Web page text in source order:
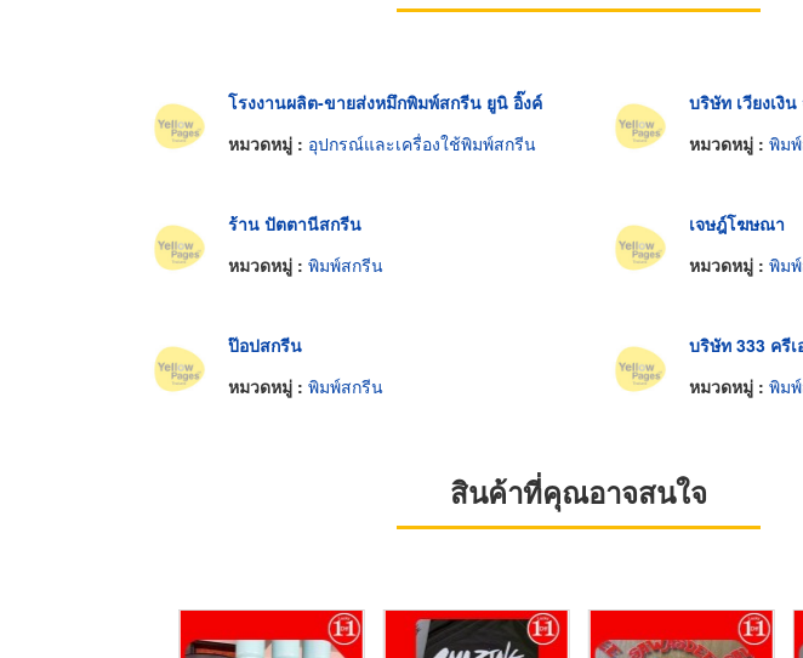
โรงงานผลิต-ขายส่งหมึกพิมพ์สกรีน ยูนิ อิ๊งค์
หมวดหมู่ : อุปกรณ์และเครื่องใช้พิมพ์สกรีน
บริษัท เวียงเงิ
หมวดหมู่ : พิม
ร้าน ปัตตานีสกรีน
หมวดหมู่ : พิมพ์สกรีน
เจษฎ์โฆษณา
หมวดหมู่ : พิม
ป๊อปสกรีน
หมวดหมู่ : พิมพ์สกรีน
บริษัท 333 ครี
หมวดหมู่ : พิม
สินค้าที่คุณอาจสนใจ